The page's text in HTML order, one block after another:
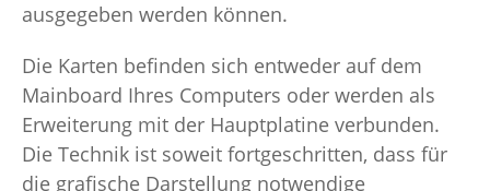
ausgegeben werden können.
Die Karten befinden sich entweder auf dem
Mainboard Ihres Computers oder werden als
Erweiterung mit der Hauptplatine verbunden.
Die Technik ist soweit fortgeschritten, dass für
die grafische Darstellung notwendige